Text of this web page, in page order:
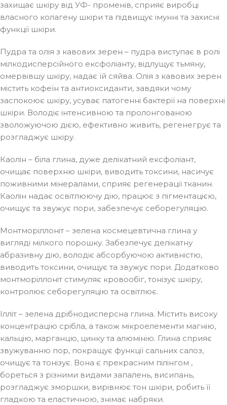
захищає шкіру від УФ- променів, сприяє виробці
власного колагену шкіри та підвищує імунні та захисні
функції шкіри.
Пудра та олія з кавових зерен – пудра виступає в ролі
мілкодисперсійного ексфоліанту, відлущує тьмяну,
омервівшу шкіру, надає їй сяйва. Олія з кавових зерен
містить кофеїн та антиоксиданти, завдяки чому
заспокоює шкіру, усуває патогенні бактерії на поверхні
шкіри. Володіє інтенсивною та пролонгованою
зволожуючою дією, ефективно живить, регенегрує та
розгладжує шкіру.
Каолін – біла глина, дуже делікатний ексфоліант,
очищає поверхню шкіри, виводить токсини, насичує
поживними мінералами, сприяє регенерації тканин.
Каолін надає освітлюючу дію, працює з пігментацією,
очищує та звужує пори, забезпечує себорегуляцію.
Монтморіллоніт – зелена космецевтична глина у
вигляді мілкого порошку. Забезпечує делікатну
абразивну дію, володіє абсорбуючою активністю,
виводить токсини, очищує та звужує пори. Додатково
монтморіллоніт стимуляє кровообіг, тонізує шкіру,
контролює себорегуляцію та освітлює.
Ілліт – зелена дрібнодисперсна глина. Містить високу
концентрацію срібла, а також мікроелементи магнію,
кальцію, марганцю, цинку та алюмінію. Глина сприяє
звужуванню пор, покращує функції сальних салоз,
очищує та тонізує. Вона є прекрасним пілінгом ,
бореться з різними видами запалень, висипань,
розгладжує зморшки, вирівнює тон шкіри, робить її
гладкою та еластичною, знімає набряки.